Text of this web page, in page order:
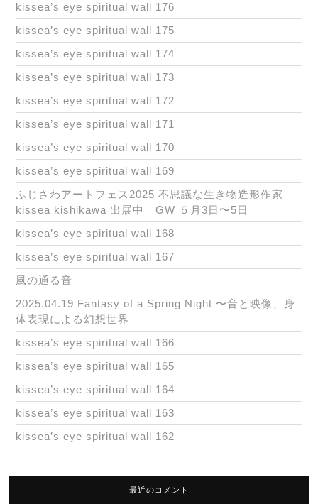
kissea’s eye spiritual wall 176
kissea’s eye spiritual wall 175
kissea’s eye spiritual wall 174
kissea’s eye spiritual wall 173
kissea’s eye spiritual wall 172
kissea’s eye spiritual wall 171
kissea’s eye spiritual wall 170
kissea’s eye spiritual wall 169
ふじさわアートフェス2025 不思議な生き物造形作家
kissea kishikawa 出展中 GW ５月3日〜5日
kissea’s eye spiritual wall 168
kissea’s eye spiritual wall 167
風の通る音
2025.04.19 Fantasy of a Spring Night 〜音と映像、身
体表現による幻想世界
kissea’s eye spiritual wall 166
kissea’s eye spiritual wall 165
kissea’s eye spiritual wall 164
kissea’s eye spiritual wall 163
kissea’s eye spiritual wall 162
最近のコメント